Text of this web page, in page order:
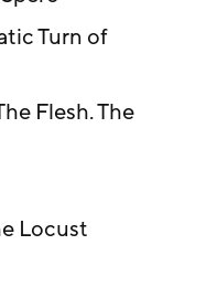
Turn of
Flesh. The
Locust